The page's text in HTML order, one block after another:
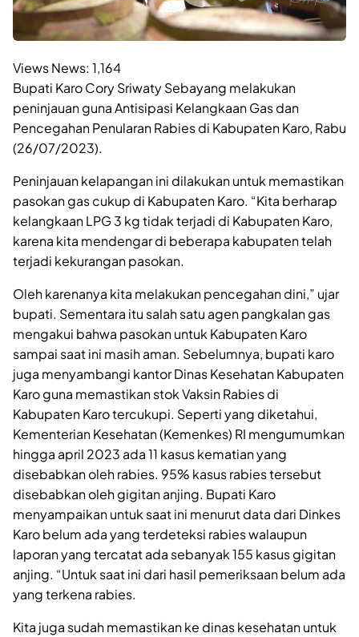
Views News: 1,164
Bupati Karo Cory Sriwaty Sebayang melakukan
peninjauan guna Antisipasi Kelangkaan Gas dan
Pencegahan Penularan Rabies di Kabupaten Karo, Rabu
(26/07/2023).
Peninjauan kelapangan ini dilakukan untuk memastikan
pasokan gas cukup di Kabupaten Karo. “Kita berharap
kelangkaan LPG 3 kg tidak terjadi di Kabupaten Karo,
karena kita mendengar di beberapa kabupaten telah
terjadi kekurangan pasokan.
Oleh karenanya kita melakukan pencegahan dini,” ujar
bupati. Sementara itu salah satu agen pangkalan gas
mengakui bahwa pasokan untuk Kabupaten Karo
sampai saat ini masih aman. Sebelumnya, bupati karo
juga menyambangi kantor Dinas Kesehatan Kabupaten
Karo guna memastikan stok Vaksin Rabies di
Kabupaten Karo tercukupi. Seperti yang diketahui,
Kementerian Kesehatan (Kemenkes) RI mengumumkan
hingga april 2023 ada 11 kasus kematian yang
disebabkan oleh rabies. 95% kasus rabies tersebut
disebabkan oleh gigitan anjing. Bupati Karo
menyampaikan untuk saat ini menurut data dari Dinkes
Karo belum ada yang terdeteksi rabies walaupun
laporan yang tercatat ada sebanyak 155 kasus gigitan
anjing. “Untuk saat ini dari hasil pemeriksaan belum ada
yang terkena rabies.
Kita juga sudah memastikan ke dinas kesehatan untuk